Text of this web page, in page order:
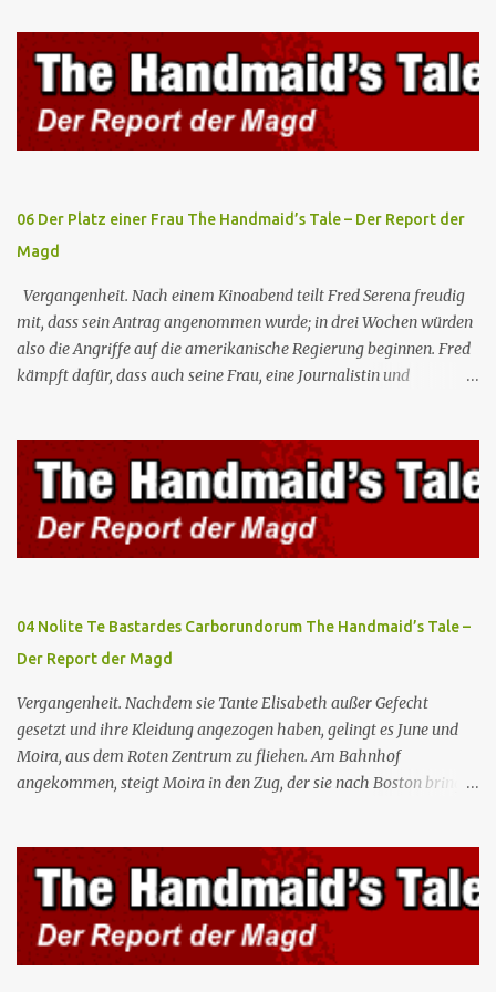
Botschafterin Castillo konfrontiert Serena mit ihrem Buch „Der
Platz einer Frau”, das als Manifest von Gilead gilt und einen
„häuslichen Feminismus” für eine Gesellschaft postuliert, deren
oberstes Gut die Fortpflanzung ist. June und andere Mägde werden
zum Staatsbankett mit der mexikanischen Regierung eingeladen,
06 Der Platz einer Frau The Handmaid’s Tale – Der Report der
Magd
Vergangenheit. Nach einem Kinoabend teilt Fred Serena freudig
mit, dass sein Antrag angenommen wurde; in drei Wochen würden
also die Angriffe auf die amerikanische Regierung beginnen. Fred
kämpft dafür, dass auch seine Frau, eine Journalistin und
Teilnahme von Frauen weiterhin entschieden ab. Gegenwart. Die
Waterfords beherbergen eine Delegation aus Mexiko, um ein für
Gilead lebenswichtiges Handelsabkommen zu unterzeichnen.
Botschafterin Castillo konfrontiert Serena mit ihrem Buch „Der
Platz einer Frau”, das als Manifest von Gilead gilt und einen
oberstes Gut die Fortpflanzung ist. June und andere Mägde werden
wo Serena stolz die „Kinder von Gilead” vorstellt. June nutzt die
Gelegenheit, mit Castillo unter vier Augen zu sprechen, ...
04 Nolite Te Bastardes Carborundorum The Handmaid’s Tale –
Der Report der Magd
Vergangenheit. Nachdem sie Tante Elisabeth außer Gefecht
gesetzt und ihre Kleidung angezogen haben, gelingt es June und
Moira, aus dem Roten Zentrum zu fliehen. Am Bahnhof
angekommen, steigt Moira in den Zug, der sie nach Boston bringen
Elisabeth sie mit der Peitsche bestraft. Gegenwart. June ist seit
dreizehn Tagen in ihrem Zimmer eingesperrt und entdeckt im
Kleiderschrank die Inschrift „Nolite te bastardes carborundorum”,
die wahrscheinlich von der Magd Difred hinterlassen wurde, die
vor ihr dort war. In Erwartung der Zeremonie bringt Serena June